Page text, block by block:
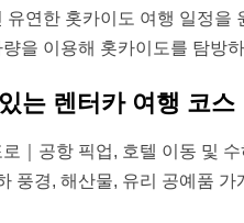
유연한 홋카이도 여행 일정을
을 이용해 홋카이도를 탐방
는 렌터카 여행 코스
｜공항 픽업, 호텔 이동 및
풍경, 해산물, 유리 공예품